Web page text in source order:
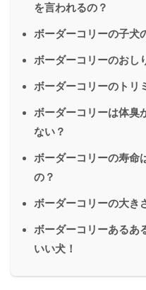
を言われるの？
ボーダーコリーの子犬
ボーダーコリーのおし
ボーダーコリーのトリ
ボーダーコリーは体臭
ない？
ボーダーコリーの寿命
の？
ボーダーコリーの大き
ボーダーコリーあるあ
いい犬！